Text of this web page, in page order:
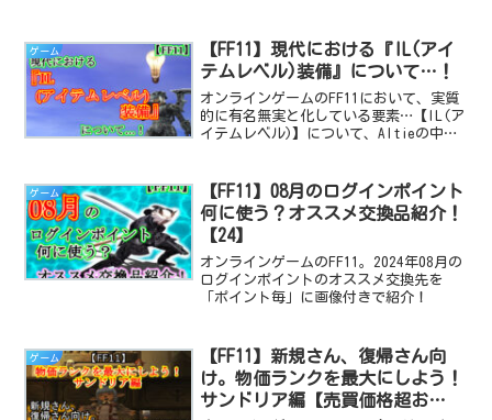
ゲーム
【FF11】現代における『IL(アイ
テムレベル)装備』について…！
オンラインゲームのFF11において、実質
的に有名無実と化している要素…【IL(ア
イテムレベル)】について、Altieの中の
ゲーム
【FF11】08月のログインポイント
何に使う？オススメ交換品紹介！
【24】
オンラインゲームのFF11。2024年08月の
ログインポイントのオススメ交換先を
「ポイント毎」に画像付きで紹介！
ゲーム
【FF11】新規さん、復帰さん向
け。物価ランクを最大にしよう！
サンドリア編【売買価格超お